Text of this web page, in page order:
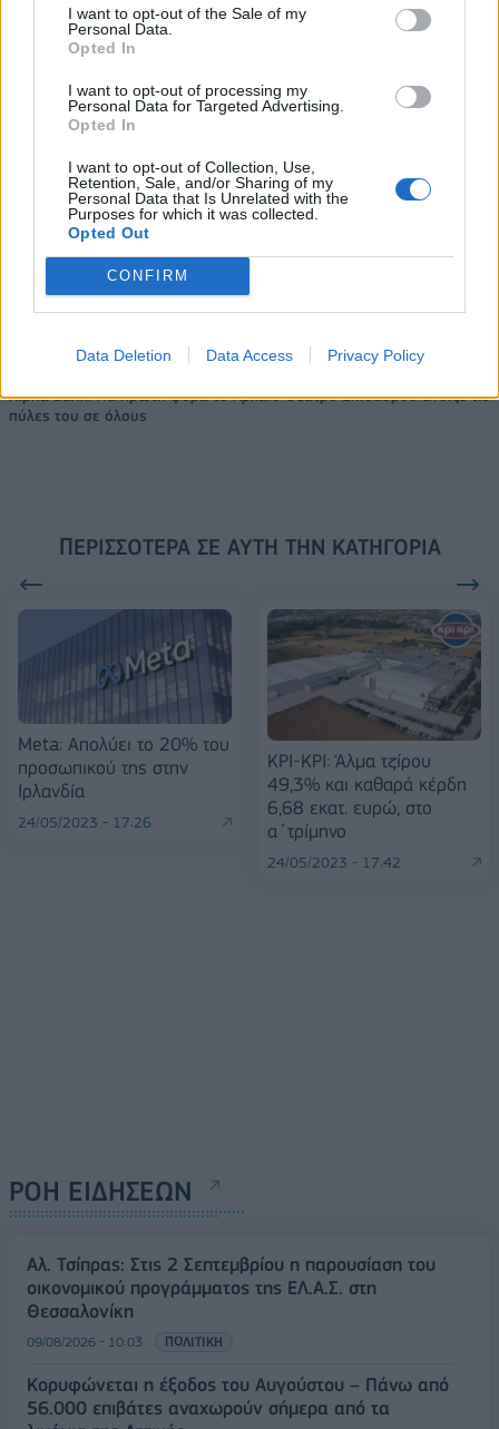
I want to opt-out of the Sale of my
Personal Data.
Opted In
I want to opt-out of processing my
Personal Data for Targeted Advertising.
Opted In
I want to opt-out of Collection, Use,
Retention, Sale, and/or Sharing of my
Personal Data that Is Unrelated with the
Purposes for which it was collected.
Opted Out
CONFIRM
Data Deletion Data Access Privacy Policy
Η Chery επενδύει 75 εκατ. δολάρια στην KG Mobility
18.990 ευρώ
συνεχίζουν μαζί: Ανανέωση της
συνεργασίας τους μέχρι το
2028
18η συνεχόμενη χρονιά για τον ΟΤΕ στη διεθνή σειρά δεικτών
FTSE4Good
Alpha Bank: Για πρώτη φορά το Αρχαίο Θέατρο Επιδαύρου άνοιξε τις
πύλες του σε όλους
ΠΕΡΙΣΣΌΤΕΡΑ ΣΕ ΑΥΤΉ ΤΗΝ ΚΑΤΗΓΟΡΊΑ
Meta: Απολύει το 20% του
προσωπικού της στην
Ιρλανδία
24/05/2023 - 17:26
ΚΡΙ-ΚΡΙ: Άλμα τζίρου
49,3% και καθαρά κέρδη
6,68 εκατ. ευρώ, στο
α΄τρίμηνο
24/05/2023 - 17:42
ΡΟΗ ΕΙΔΗΣΕΩΝ
Αλ. Τσίπρας: Στις 2 Σεπτεμβρίου η παρουσίαση του
οικονομικού προγράμματος της ΕΛ.Α.Σ. στη
Θεσσαλονίκη
09/08/2026 - 10:03 ΠΟΛΙΤΙΚΗ
Κορυφώνεται η έξοδος του Αυγούστου – Πάνω από
56.000 επιβάτες αναχωρούν σήμερα από τα